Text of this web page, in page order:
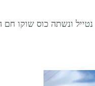
ונשתה כוס שוקו חם